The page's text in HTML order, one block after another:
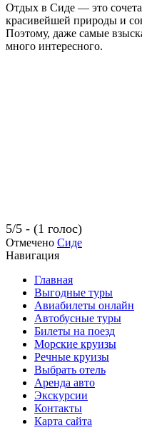
Отдых в Сиде — это
красивейшей природы и
Поэтому, даже самые
много интересного.
5/5 - (1 голос)
Отмечено Сиде
Навигация
Главная
Выгодные туры
Авиабилеты онлайн
Автобусные туры
Билеты на поезд
Морские круизы
Речные круизы
Выбрать отель
Аренда авто
Экскурсии
Контакты
Карта сайта